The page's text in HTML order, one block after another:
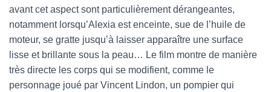
avant cet aspect sont particulièrement dérangeantes,
notamment lorsqu’Alexia est enceinte, sue de l’huile de
moteur, se gratte jusqu’à laisser apparaître une surface
lisse et brillante sous la peau… Le film montre de manière
très directe les corps qui se modifient, comme le
personnage joué par Vincent Lindon, un pompier qui